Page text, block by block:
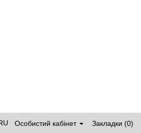
Особистий кабінет Закладки (0)